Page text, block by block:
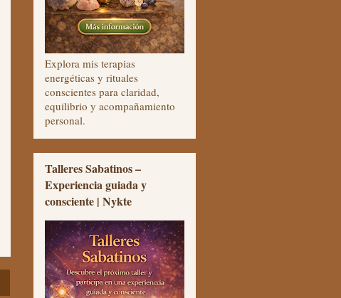
Explora mis terapias
energéticas y rituales
conscientes para claridad,
equilibrio y acompañamiento
personal.
Talleres Sabatinos –
Experiencia guiada y
consciente | Nykte